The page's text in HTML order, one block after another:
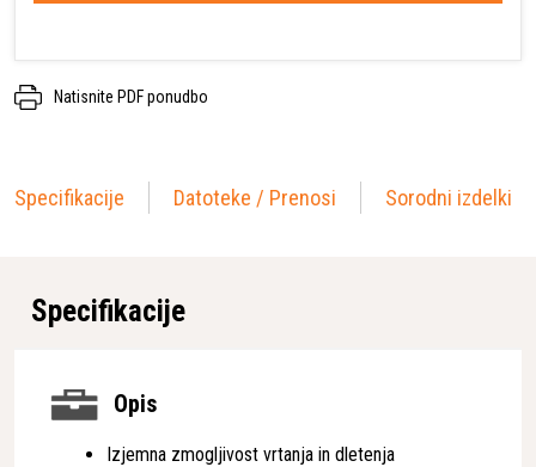
Natisnite PDF ponudbo
Specifikacije Datoteke / Prenosi Sorodni izdelki
Specifikacije
Opis
Izjemna zmogljivost vrtanja in dletenja